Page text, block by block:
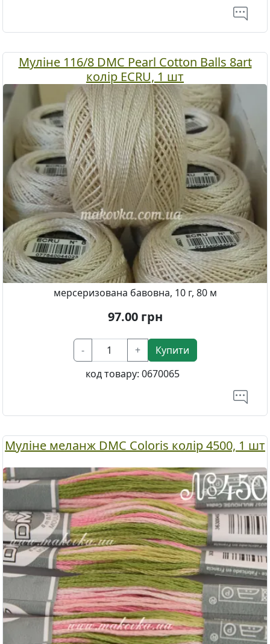
Муліне 116/8 DMC Pearl Cotton Balls 8art
колір ECRU, 1 шт
мерсеризована бавовна, 10 г, 80 м
97.00грн
- +
Купити
код товару: 0670065
Муліне меланж DMC Coloris колір 4500, 1 шт